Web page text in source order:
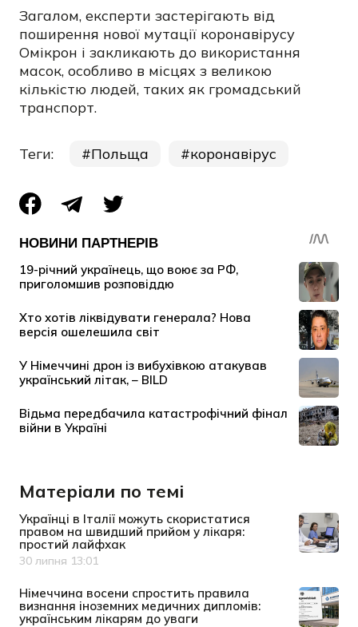
Загалом, експерти застерігають від
поширення нової мутації коронавірусу
Омікрон і закликають до використання
масок, особливо в місцях з великою
кількістю людей, таких як громадський
транспорт.
Теги: Польща коронавірус
Матеріали по темі
Українці в Італії можуть скористатися
правом на швидший прийом у лікаря:
простий лайфхак
Дата публікації
30 липня 13:01
Німеччина восени спростить правила
визнання іноземних медичних дипломів:
українським лікарям до уваги